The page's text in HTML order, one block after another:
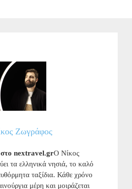
Ζωγράφος
στο nextravel.grΟ Νίκος
τα ελληνικά νησιά, το καλό
ταξίδια. Κάθε χρόνο
μέρη και μοιράζεται